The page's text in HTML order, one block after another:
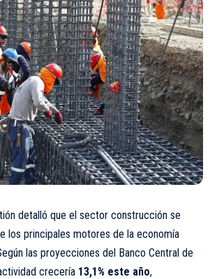
detalló que el sector construcción se
los principales motores de la economía
las proyecciones del Banco Central de
crecería 13,1% este año,